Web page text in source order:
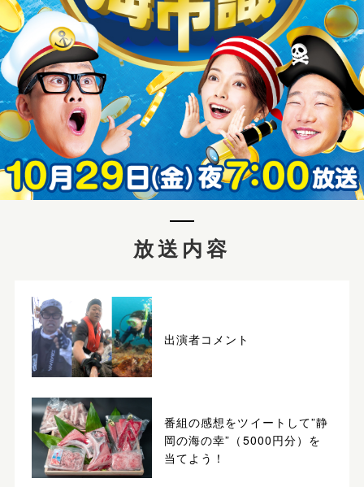
放送内容
出演者コメント
番組の感想をツイートして”静
岡の海の幸”（5000円分）を
当てよう！